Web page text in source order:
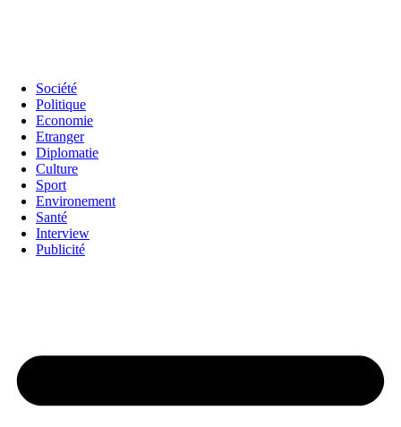
Société
Politique
Economie
Etranger
Diplomatie
Culture
Sport
Environement
Santé
Interview
Publicité